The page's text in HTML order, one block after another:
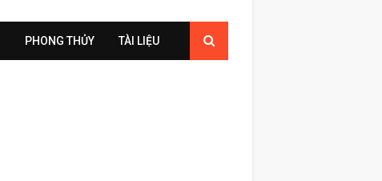
PHONG THỦY TÀI LIỆU